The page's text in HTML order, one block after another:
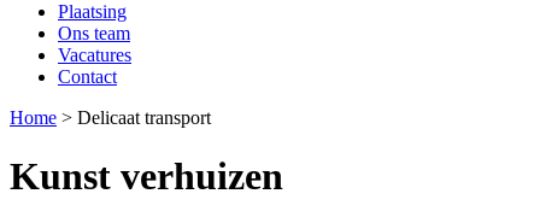
Plaatsing
Ons team
Vacatures
Contact
Home > Delicaat transport
Kunst verhuizen